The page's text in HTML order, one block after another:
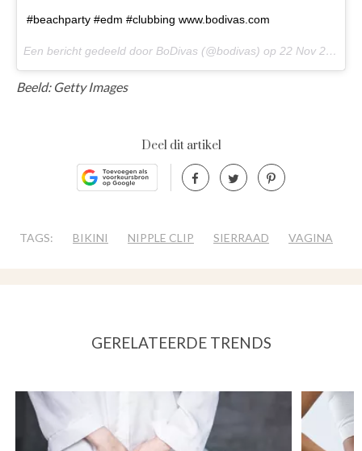
#beachparty #edm #clubbing www.bodivas.com
Een bericht gedeeld door BoDivas (@bodivas) op 22 Nov 2016 om 4:43 PST
Beeld: Getty Images
Deel dit artikel
TAGS: BIKINI NIPPLE CLIP SIERRAAD VAGINA
GERELATEERDE TRENDS